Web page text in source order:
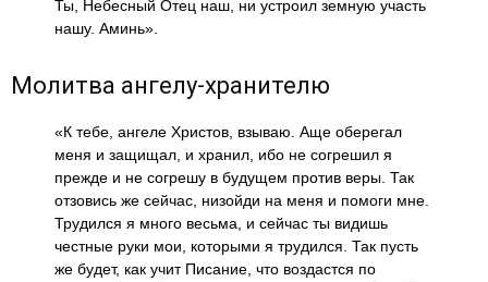
Ты, Небесный Отец наш, ни устроил земную участь
нашу. Аминь».
Молитва ангелу-хранителю
«К тебе, ангеле Христов, взываю. Аще оберегал
меня и защищал, и хранил, ибо не согрешил я
прежде и не согрешу в будущем против веры. Так
отзовись же сейчас, низойди на меня и помоги мне.
Трудился я много весьма, и сейчас ты видишь
честные руки мои, которыми я трудился. Так пусть
же будет, как учит Писание, что воздастся по